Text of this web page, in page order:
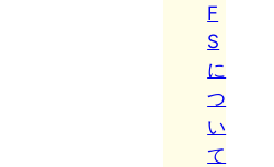
F
S
に
つ
い
て